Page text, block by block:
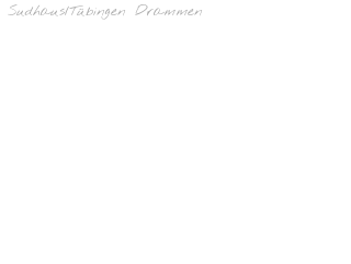
Sudhaus/Tübingen Drammen